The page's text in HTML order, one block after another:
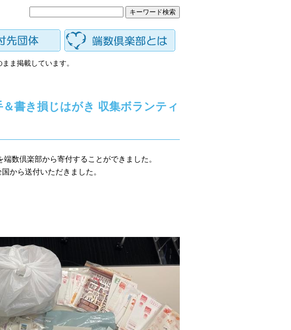
ま掲載しています。
＆書き損じはがき 収集ボランティ
数倶楽部から寄付することができました。
から送付いただきました。